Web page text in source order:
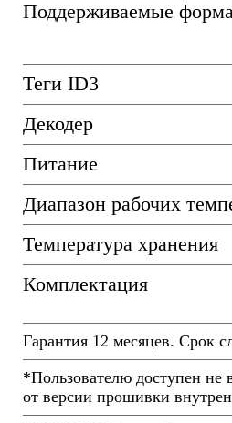
Поддерживаемые
Теги ID3
Декодер
Питание
Диапазон рабочих
Температура хранения
Комплектация
Гарантия 12 месяцев. Срок
*Пользователю доступен не
от версии прошивки